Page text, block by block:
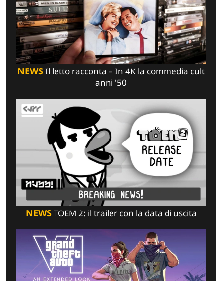
NEWSIl letto racconta – In 4K la commedia cult
anni '50
NEWSTOEM 2: il trailer con la data di uscita